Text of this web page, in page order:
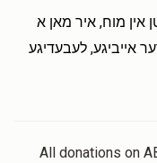
אין מוח, איר מאן א
אייביגע, לעבעדיגע
All donations on